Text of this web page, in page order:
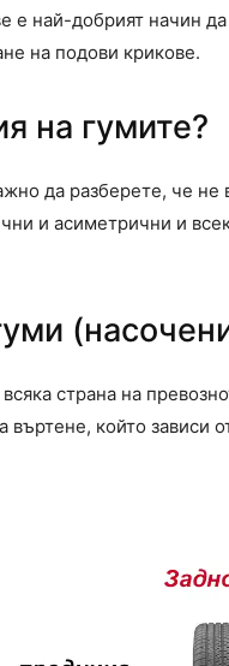
е най-добрият начин
на подови крикове.
на гумите?
да разберете, че не
и асиметрични и
страна на
който зависи